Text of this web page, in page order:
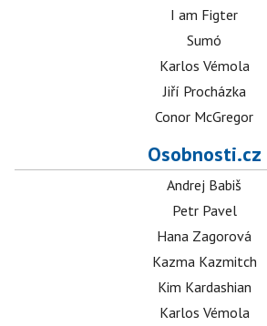
I am Figter
Sumó
Karlos Vémola
Jiří Procházka
Conor McGregor
Osobnosti.cz
Andrej Babiš
Petr Pavel
Hana Zagorová
Kazma Kazmitch
Kim Kardashian
Karlos Vémola